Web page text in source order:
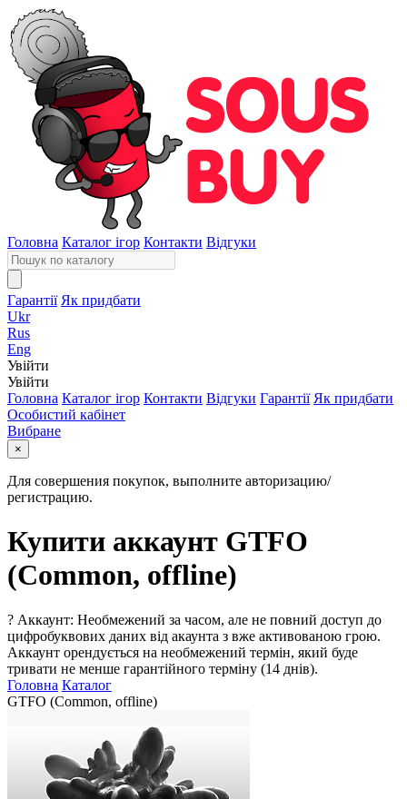
Головна Каталог ігор Контакти Відгуки
Гарантії Як придбати
Ukr
Rus
Eng
Увійти
Увійти
Головна Каталог ігор Контакти Відгуки Гарантії Як придбати
Особистий кабінет
Вибране
×
Для совершения покупок, выполните авторизацию/
регистрацию.
Купити аккаунт GTFO
(Common, offline)
? Аккаунт: Необмежений за часом, але не повний доступ до
цифробуквових даних від акаунта з вже активованою грою.
Аккаунт орендується на необмежений термін, який буде
тривати не менше гарантійного терміну (14 днів).
Головна Каталог
GTFO (Common, offline)